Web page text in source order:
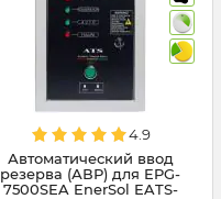
4.9
Автоматический ввод
резерва (АВР) для EPG-
7500SEA EnerSol EATS-